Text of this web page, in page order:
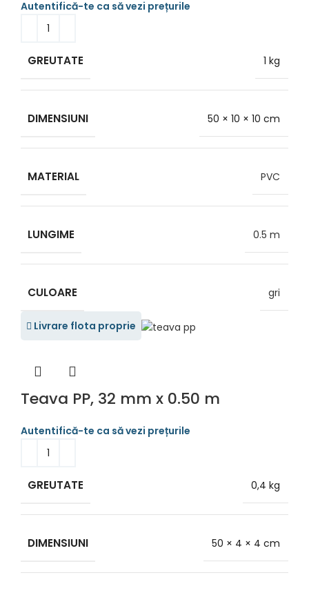
GREUTATE 1 kg
DIMENSIUNI 50 × 10 × 10 cm
MATERIAL PVC
LUNGIME 0.5 m
CULOARE gri
Livrare flota proprie
Teava PP, 32 mm x 0.50 m
GREUTATE 0,4 kg
DIMENSIUNI 50 × 4 × 4 cm